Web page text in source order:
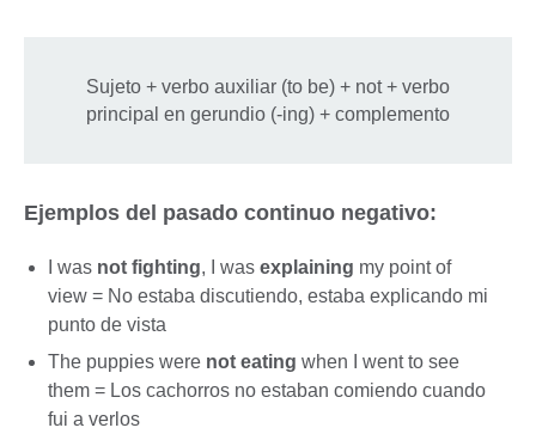
Sujeto + verbo auxiliar (to be) + not + verbo
principal en gerundio (-ing) + complemento
Ejemplos del pasado continuo negativo:
I was not fighting, I was explaining my point of
view = No estaba discutiendo, estaba explicando mi
punto de vista
The puppies were not eating when I went to see
them = Los cachorros no estaban comiendo cuando
fui a verlos